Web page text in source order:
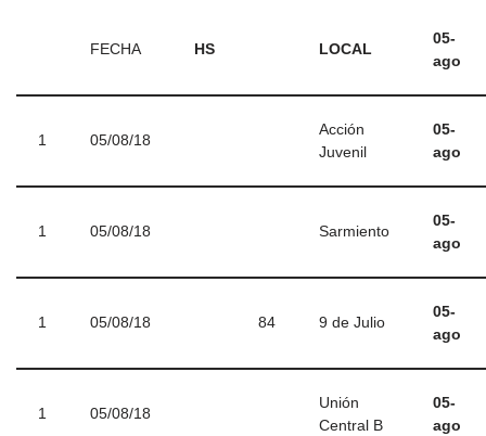
FECHA HS LOCAL
05-
ago
1 05/08/18
Acción
Juvenil
05-
ago
1 05/08/18 Sarmiento
05-
ago
1 05/08/18 84 9 de Julio
05-
ago
1 05/08/18
Unión
Central B
05-
ago